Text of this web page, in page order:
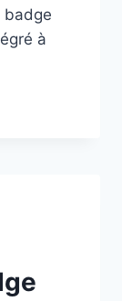
badge
à